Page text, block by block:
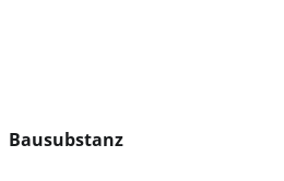
Bausubstanz